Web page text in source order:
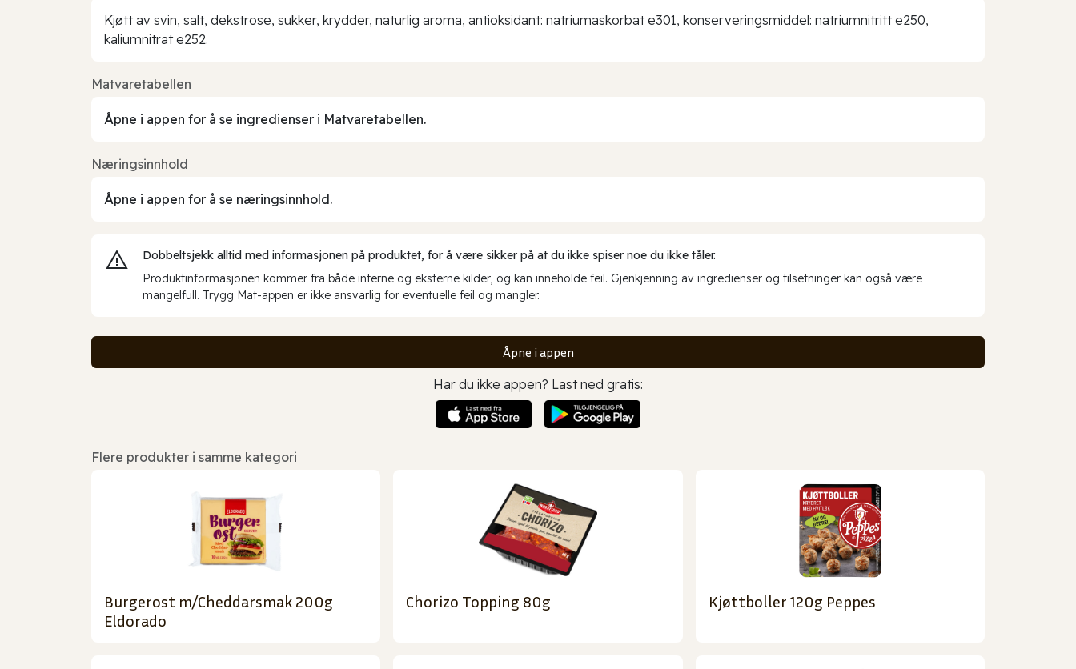
Kjøtt av svin, salt, dekstrose, sukker, krydder, naturlig aroma, antioksidant: natriumaskorbat e301, konserveringsmiddel: natriumnitritt e250,
kaliumnitrat e252.
Matvaretabellen
Åpne i appen for å se ingredienser i Matvaretabellen.
Næringsinnhold
Åpne i appen for å se næringsinnhold.
Dobbeltsjekk alltid med informasjonen på produktet, for å være sikker på at du ikke spiser noe du ikke tåler.
Produktinformasjonen kommer fra både interne og eksterne kilder, og kan inneholde feil. Gjenkjenning av ingredienser og tilsetninger kan også være
mangelfull. Trygg Mat-appen er ikke ansvarlig for eventuelle feil og mangler.
Åpne i appen
Har du ikke appen? Last ned gratis:
Flere produkter i samme kategori
Burgerost m/Cheddarsmak 200g
Eldorado
Chorizo Topping 80g Kjøttboller 120g Peppes